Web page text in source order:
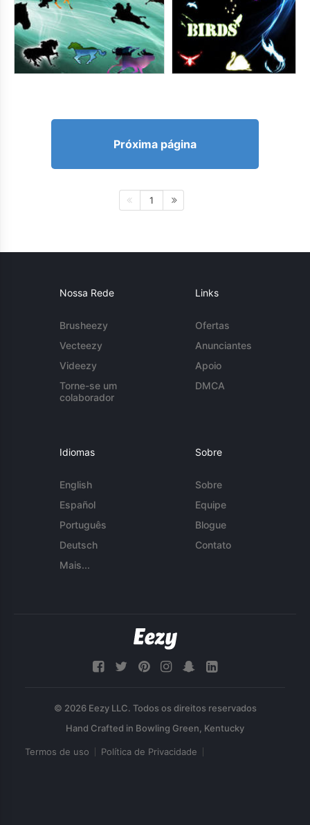
Próxima página
1
Nossa Rede
Brusheezy
Vecteezy
Videezy
Torne-se um
colaborador
Links
Ofertas
Anunciantes
Apoio
DMCA
Idiomas
English
Español
Português
Deutsch
Mais...
Sobre
Sobre
Equipe
Blogue
Contato
© 2026 Eezy LLC. Todos os direitos reservados
Termos de uso Política de Privacidade